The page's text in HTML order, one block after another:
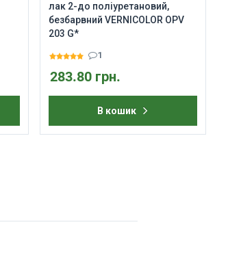
лак 2-до поліуретановий,
безбарвний VERNICOLOR OPV
203 G*
283.80 грн.
1
В кошик